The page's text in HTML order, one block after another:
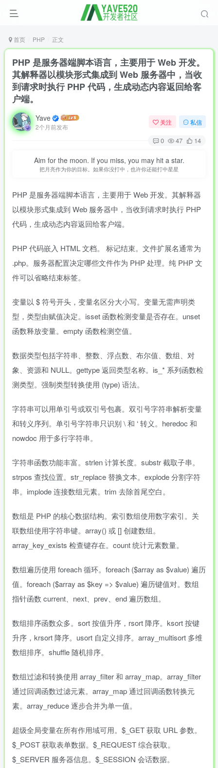
首页 PHP 正文
PHP 是服务器端脚本语言，主要用于 Web 开发。
其解释器以模块形式集成到 Web 服务器中，当收
到请求时执行 PHP 代码，生成动态内容返回给客
户端。
Yave
2个月前发布
关注 私信
0 47 14
Aim for the moon. If you miss, you may hit a star.
把月亮作为你的目标。如果你没打中，也许你还能打中星星
PHP 是服务器端脚本语言，主要用于 Web 开发。其解释器
以模块形式集成到 Web 服务器中，当收到请求时执行 PHP
代码，生成动态内容返回给客户端。
PHP 代码嵌入 HTML 文档。
标记结束。文件扩展名通常为
.php。服务器配置决定哪些文件作为 PHP 处理。纯 PHP 文
件可以省略结束标签。
变量以 $ 符号开头，变量名区分大小写。变量无需声明类
型，类型由赋值决定。isset 函数检测变量是否存在。unset
函数释放变量。empty 函数检测空值。
数据类型包括字符串、整数、浮点数、布尔值、数组、对
象、资源和 NULL。gettype 返回类型名称。is_* 系列函数检
测类型。强制类型转换使用 (type) 语法。
字符串可以用单引号或双引号包裹。双引号字符串解析变量
和转义序列。单引号字符串只识别 \ 和 ‘ 转义。heredoc 和
nowdoc 用于多行字符串。
字符串函数功能丰富。strlen 计算长度。substr 截取子串。
strpos 查找位置。str_replace 替换文本。explode 分割字符
串。implode 连接数组元素。trim 去除首尾空白。
数组是 PHP 的核心数据结构。索引数组使用数字索引。关
联数组使用字符串键。array() 或 [] 创建数组。
array_key_exists 检查键存在。count 统计元素数量。
数组遍历使用 foreach 循环。foreach ($array as $value) 遍历
值。foreach ($array as $key => $value) 遍历键值对。数组
指针函数 current、next、prev、end 遍历数组。
数组排序函数众多。sort 按值升序，rsort 降序。ksort 按键
升序，krsort 降序。usort 自定义排序。array_multisort 多维
数组排序。shuffle 随机排序。
数组过滤和转换使用 array_filter 和 array_map。array_filter
通过回调函数过滤元素。array_map 通过回调函数转换元
素。array_reduce 逐步合并为单一值。
超级全局变量在所有作用域可用。$_GET 获取 URL 参数。
$_POST 获取表单数据。$_REQUEST 综合获取。
$_SERVER 服务器信息。$_SESSION 会话数据。